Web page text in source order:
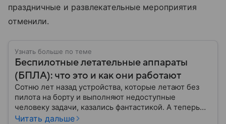
праздничные и развлекательные мероприятия
отменили.
Узнать больше по теме
Беспилотные летательные аппараты
(БПЛА): что это и как они работают
Сотню лет назад устройства, которые летают без
пилота на борту и выполняют недоступные
человеку задачи, казались фантастикой. А теперь
они стали реальностью: собрали главное о
Читать дальше